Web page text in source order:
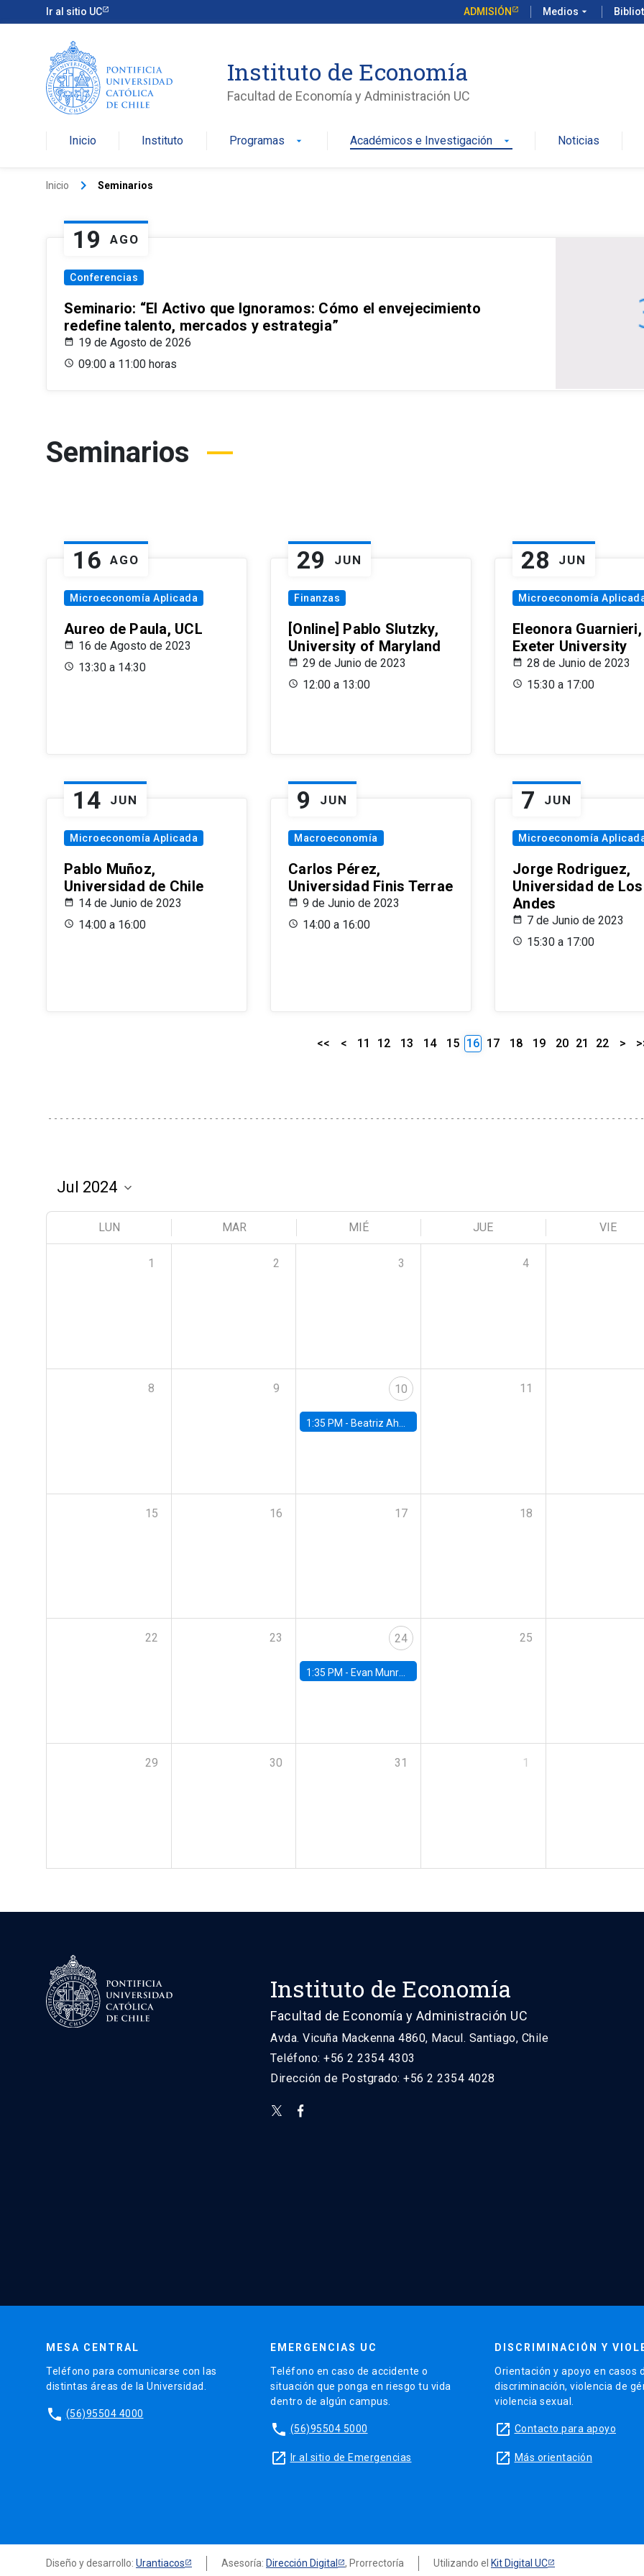
Ir al sitio UC ADMISIÓN Medios arrow_drop_down
Instituto de Economía
Facultad de Economía y Administración UC
Inicio Instituto Programas arrow_drop_down Académicos e Investigación arrow_drop_down Noticias
Inicio keyboard_arrow_right Seminarios
19 AGO
Conferencias
Seminario: “El Activo que Ignoramos: Cómo el envejecimiento
redefine talento, mercados y estrategia”
19 de Agosto de 2026
09:00 a 11:00 horas
Seminarios
16 AGO
Microeconomía Aplicada
Aureo de Paula, UCL
16 de Agosto de 2023
13:30 a 14:30
29 JUN
Finanzas
[Online] Pablo Slutzky,
University of Maryland
29 de Junio de 2023
12:00 a 13:00
28 JUN
Microeconomía
Eleonora Guarnieri,
Exeter University
28 de Junio de 2023
15:30 a 17:00
14 JUN
Microeconomía Aplicada
Pablo Muñoz,
Universidad de Chile
14 de Junio de 2023
14:00 a 16:00
9 JUN
Macroeconomía
Carlos Pérez,
Universidad Finis Terrae
9 de Junio de 2023
14:00 a 16:00
7 JUN
Microeconomía
Jorge Rodriguez,
Universidad de Los
Andes
7 de Junio de 2023
15:30 a 17:00
<< < 11 12 13 14 15 16 17 18 19 20 21 22 >
LUN MAR MIÉ JUE VIE
1 2 3 4
8 9 10
1:35 PM - Beatriz Ahumada, PhD candidate, Universidad de Pittsburgh
11
15 16 17 18
22 23 24
1:35 PM - Evan Munro, Neyman Visiting Assistant Professor in the Department of Statistics at UC Berkeley
25
29 30 31 1
Instituto de Economía
Facultad de Economía y Administración UC
Avda. Vicuña Mackenna 4860, Macul. Santiago, Chile
Teléfono: +56 2 2354 4303
Dirección de Postgrado: +56 2 2354 4028
MESA CENTRAL
Teléfono para comunicarse con las
distintas áreas de la Universidad.
phone (56)95504 4000
EMERGENCIAS UC
Teléfono en caso de accidente o
situación que ponga en riesgo tu vida
dentro de algún campus.
phone (56)95504 5000
launch Ir al sitio de Emergencias
DISCRIMINACIÓN Y
Orientación y apoyo en casos
discriminación, violencia de
violencia sexual.
launch Contacto para apoyo
launch Más orientación
Diseño y desarrollo: Urantiacos Asesoría: Dirección Digital , Prorrectoría Utilizando el Kit Digital UC